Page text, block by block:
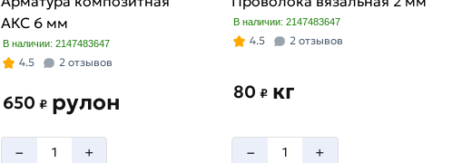
АКС 6 мм
В наличии: 2147483647
4.5 2 отзывов
650 ₽ рулон
– +
В наличии: 2147483647
4.5 2 отзывов
80₽ кг
– +